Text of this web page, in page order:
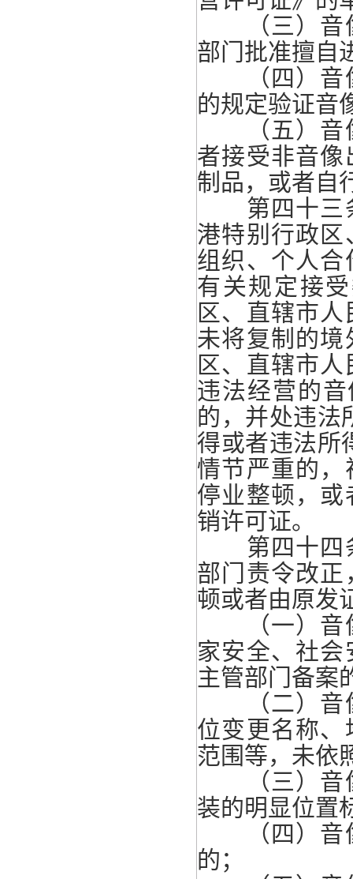
（三）音像
部门批准擅自
（四）音像
的规定验证音
（五）音像
者接受非音
制品，或者自
第四十三
港特别行政
组织、个人
有关规定接
区、直辖市
未将复制的
区、直辖市
违法经营的
的，并处违法
得或者违法所
情节严重的
停业整顿，
销许可证。
第四十四
部门责令改
顿或者由原发
（一）音像
家安全、社
主管部门备案
（二）音像
位变更名称
范围等，未依
（三）音像
装的明显位置
（四）音像
的；